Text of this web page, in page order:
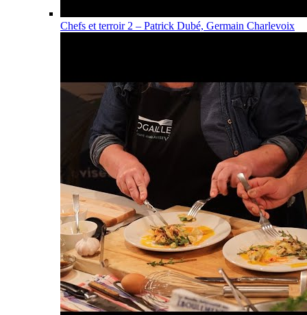
Chefs et terroir 2 – Patrick Dubé, Germain Charlevoix